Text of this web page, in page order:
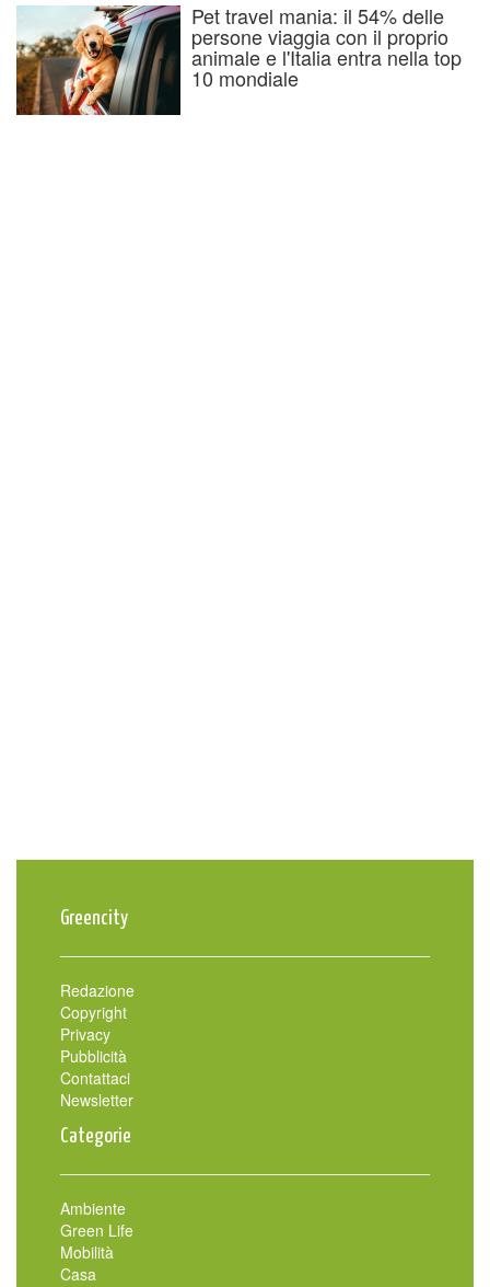
Pet travel mania: il 54% delle
persone viaggia con il proprio
animale e l'Italia entra nella top
10 mondiale
Greencity
Redazione
Copyright
Privacy
Pubblicità
Contattaci
Newsletter
Categorie
Ambiente
Green Life
Mobilità
Casa